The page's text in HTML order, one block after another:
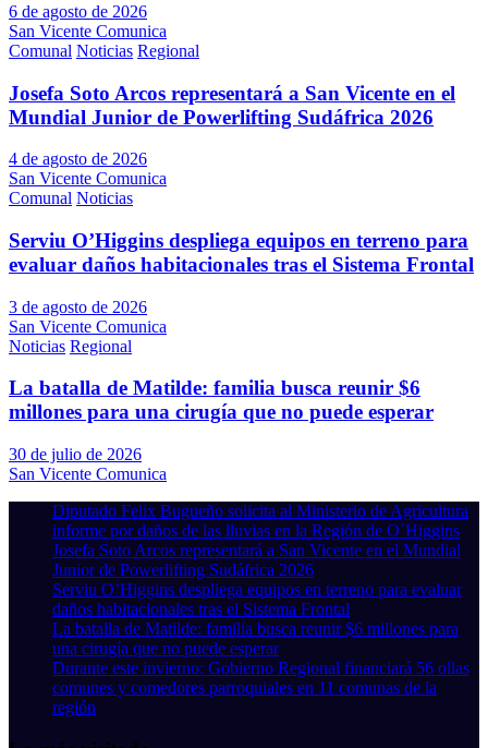
6 de agosto de 2026
San Vicente Comunica
Comunal Noticias Regional
Josefa Soto Arcos representará a San Vicente en el
Mundial Junior de Powerlifting Sudáfrica 2026
4 de agosto de 2026
San Vicente Comunica
Comunal Noticias
Serviu O’Higgins despliega equipos en terreno para
evaluar daños habitacionales tras el Sistema Frontal
3 de agosto de 2026
San Vicente Comunica
Noticias Regional
La batalla de Matilde: familia busca reunir $6
millones para una cirugía que no puede esperar
30 de julio de 2026
San Vicente Comunica
Diputado Felix Bugueño solicita al Ministerio de Agricultura
informe por daños de las lluvias en la Región de O´Higgins
Josefa Soto Arcos representará a San Vicente en el Mundial
Junior de Powerlifting Sudáfrica 2026
Serviu O’Higgins despliega equipos en terreno para evaluar
daños habitacionales tras el Sistema Frontal
La batalla de Matilde: familia busca reunir $6 millones para
una cirugía que no puede esperar
Durante este invierno: Gobierno Regional financiará 56 ollas
comunes y comedores parroquiales en 11 comunas de la
región